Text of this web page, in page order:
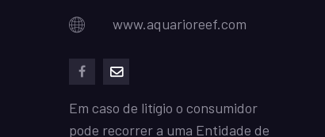
www.aquarioreef.com
Em caso de litígio o consumidor
pode recorrer a uma Entidade de